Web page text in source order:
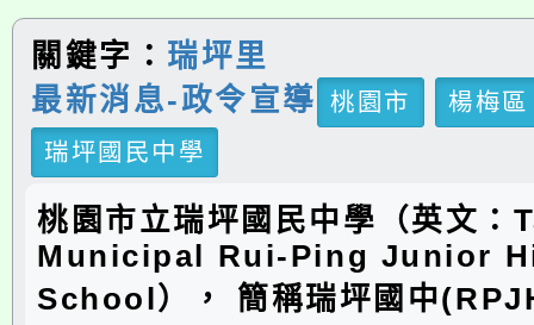
關鍵字： 瑞坪里
最新消息-政令宣導
桃園市
楊梅區
瑞坪國民中學
桃園市立瑞坪國民中學（英文：
Municipal Rui-Ping Junior
School）， 簡稱瑞坪國中